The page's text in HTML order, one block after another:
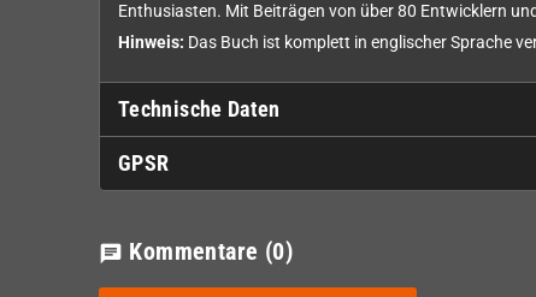
Enthusiasten. Mit Beiträgen von über 80 Entwicklern
Hinweis: Das Buch ist komplett in englischer Sprache
Technische Daten
GPSR
chat Kommentare (0)